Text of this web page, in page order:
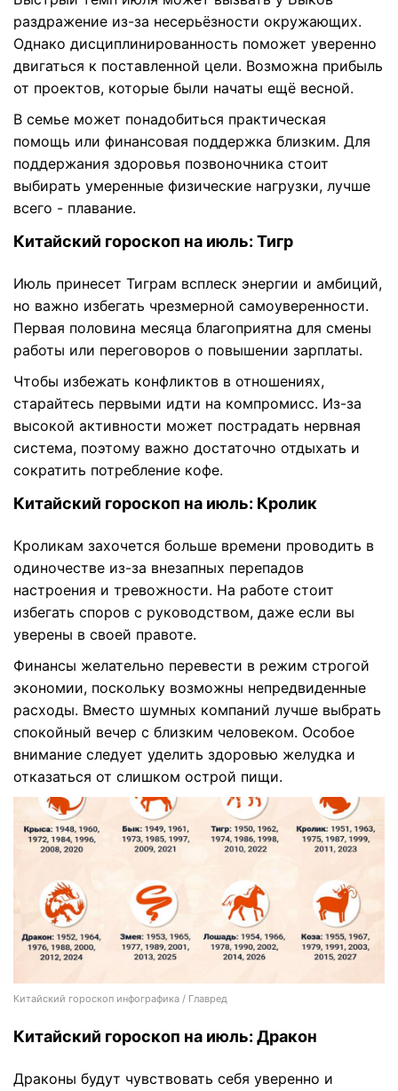
раздражение из-за несерьёзности окружающих.
Однако дисциплинированность поможет уверенно
двигаться к поставленной цели. Возможна прибыль
от проектов, которые были начаты ещё весной.
В семье может понадобиться практическая
помощь или финансовая поддержка близким. Для
поддержания здоровья позвоночника стоит
выбирать умеренные физические нагрузки, лучше
всего - плавание.
Китайский гороскоп на июль: Тигр
Июль принесет Тиграм всплеск энергии и амбиций,
но важно избегать чрезмерной самоуверенности.
Первая половина месяца благоприятна для смены
работы или переговоров о повышении зарплаты.
Чтобы избежать конфликтов в отношениях,
старайтесь первыми идти на компромисс. Из-за
высокой активности может пострадать нервная
система, поэтому важно достаточно отдыхать и
сократить потребление кофе.
Китайский гороскоп на июль: Кролик
Кроликам захочется больше времени проводить в
одиночестве из-за внезапных перепадов
настроения и тревожности. На работе стоит
избегать споров с руководством, даже если вы
уверены в своей правоте.
Финансы желательно перевести в режим строгой
экономии, поскольку возможны непредвиденные
расходы. Вместо шумных компаний лучше выбрать
спокойный вечер с близким человеком. Особое
внимание следует уделить здоровью желудка и
отказаться от слишком острой пищи.
Китайский гороскоп инфографика / Главред
Китайский гороскоп на июль: Дракон
Драконы будут чувствовать себя уверенно и